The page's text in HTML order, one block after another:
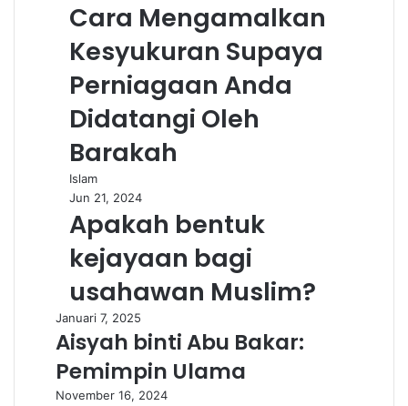
Cara Mengamalkan
Kesyukuran Supaya
Perniagaan Anda
Didatangi Oleh
Barakah
Islam
Jun 21, 2024
Apakah bentuk
kejayaan bagi
usahawan Muslim?
Januari 7, 2025
Aisyah binti Abu Bakar:
Pemimpin Ulama
November 16, 2024